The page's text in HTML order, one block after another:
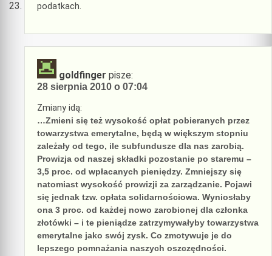
podatkach.
goldfinger pisze:
28 sierpnia 2010 o 07:04
Zmiany idą:
…Zmieni się też wysokość opłat pobieranych przez
towarzystwa emerytalne, będą w większym stopniu
zależały od tego, ile subfundusze dla nas zarobią.
Prowizja od naszej składki pozostanie po staremu –
3,5 proc. od wpłacanych pieniędzy. Zmniejszy się
natomiast wysokość prowizji za zarządzanie. Pojawi
się jednak tzw. opłata solidarnościowa. Wyniosłaby
ona 3 proc. od każdej nowo zarobionej dla członka
złotówki – i te pieniądze zatrzymywałyby towarzystwa
emerytalne jako swój zysk. Co zmotywuje je do
lepszego pomnażania naszych oszczędności.